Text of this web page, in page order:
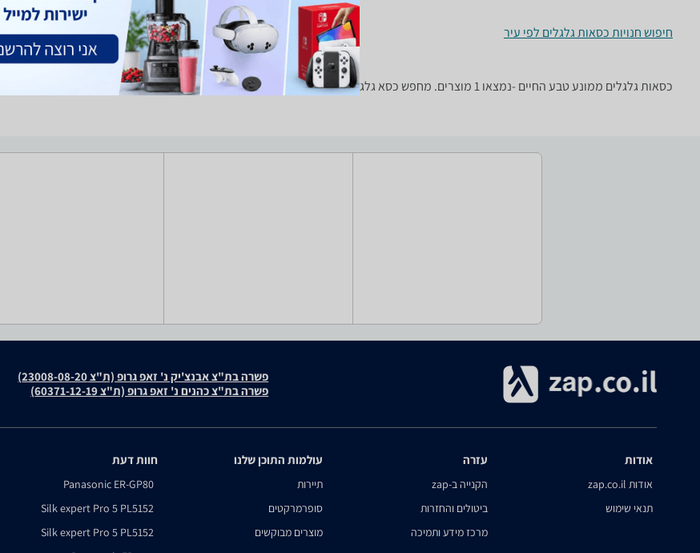
חיפוש חנויות כסאות גלגלים לפי עיר
כסאות גלגלים ‏ממונע ‏טבע החיים -נמצאו 1 מוצרים. מחפש כסא גלגלים? רק בזאפ תמצאו חוות דעת, השוואת מחירים ביותר מאלף חנויות בתחום טיפוח יופי ובריאות וכל המידע הנחוץ עבור קבלת החלטה חכמה!
פשרה בת"צ אבנצ'יק נ' זאפ גרופ (ת"צ 23008-08-20)
פשרה בת"צ כהנים נ' זאפ גרופ (ת"צ 60371-12-19)
אודות
אודות zap.co.il
תנאי שימוש
עזרה
הקנייה ב-zap
ביטולים והחזרות
מרכז מידע ותמיכה
עולמות התוכן שלנו
תיירות
סופרמרקטים
מוצרים מבוקשים
חוות דעת
Panasonic ER-GP80
Silk expert Pro 5 PL5152
Silk expert Pro 5 PL5152